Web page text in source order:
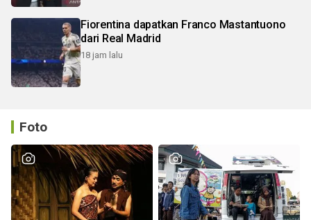
Fiorentina dapatkan Franco Mastantuono
dari Real Madrid
18 jam lalu
Foto